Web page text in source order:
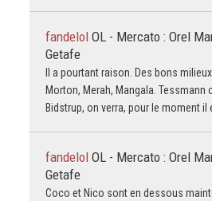
fandelol OL - Mercato : Orel
Getafe
Il a pourtant raison. Des bons
Morton, Merah, Mangala. Tessmann
Bidstrup, on verra, pour le moment il
fandelol OL - Mercato : Orel
Getafe
Coco et Nico sont en dessous